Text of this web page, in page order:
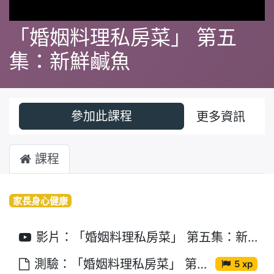
「婚姻料理私房菜」 第五
集：新鮮鹹魚
參加此課程 更多資訊
課程
家長身心健康
影片：「婚姻料理私房菜」 第五集：新鮮鹹魚
測驗：「婚姻料理私房菜」 第五集：新鮮鹹魚
5 xp